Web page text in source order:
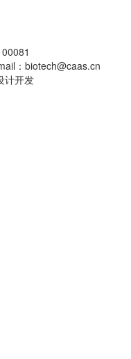
：biotech@caas.cn
计开发